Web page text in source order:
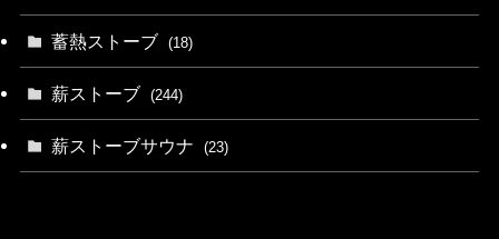
蓄熱ストーブ (18)
薪ストーブ (244)
薪ストーブサウナ (23)